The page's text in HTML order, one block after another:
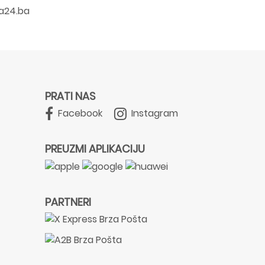
PRATI NAS
Facebook Instagram
PREUZMI APLIKACIJU
PARTNERI